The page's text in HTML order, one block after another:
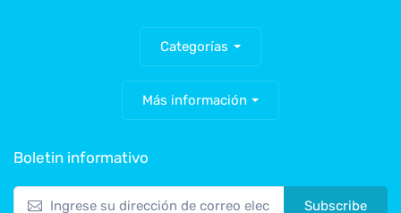
Categorías
Más información
Boletin informativo
Subscribe